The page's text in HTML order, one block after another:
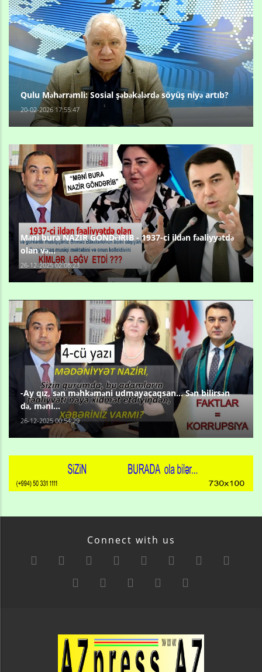
Qulu Məhərrəmli: Sosial şəbəkələrdə söyüş niyə artıb?
20-02-2026 17:55:47
Məni bura NAZİR GÖNDƏRİB - 1937-ci ildən fəaliyyətdə
olan və...
26-12-2025 02:08:23
-Ay qız, sən məhkəməni udmayacaqsan... Sən bilirsən
də, məni...
26-12-2025 00:54:29
Connect with us